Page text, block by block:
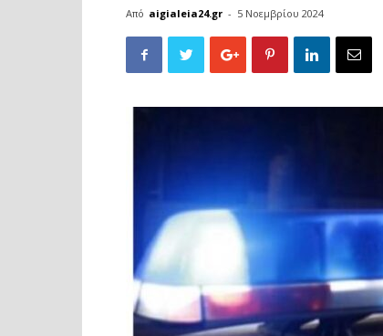
Από aigialeia24.gr - 5 Νοεμβρίου 2024